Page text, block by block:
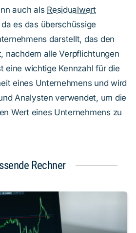
auch als Residualwert
es das überschüssige
darstellt, das den
nachdem alle Verpflichtungen
eine wichtige Kennzahl für die
eines Unternehmens und wird
Analysten verwendet, um die
Wert eines Unternehmens zu
Rechner